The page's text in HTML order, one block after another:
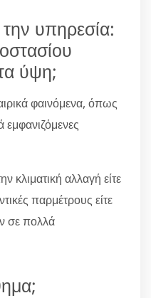
υπηρεσία:
ύψη;
φαινόμενα, όπως
κλιματική αλλαγή είτε
παρμέτρους είτε
σε πολλά